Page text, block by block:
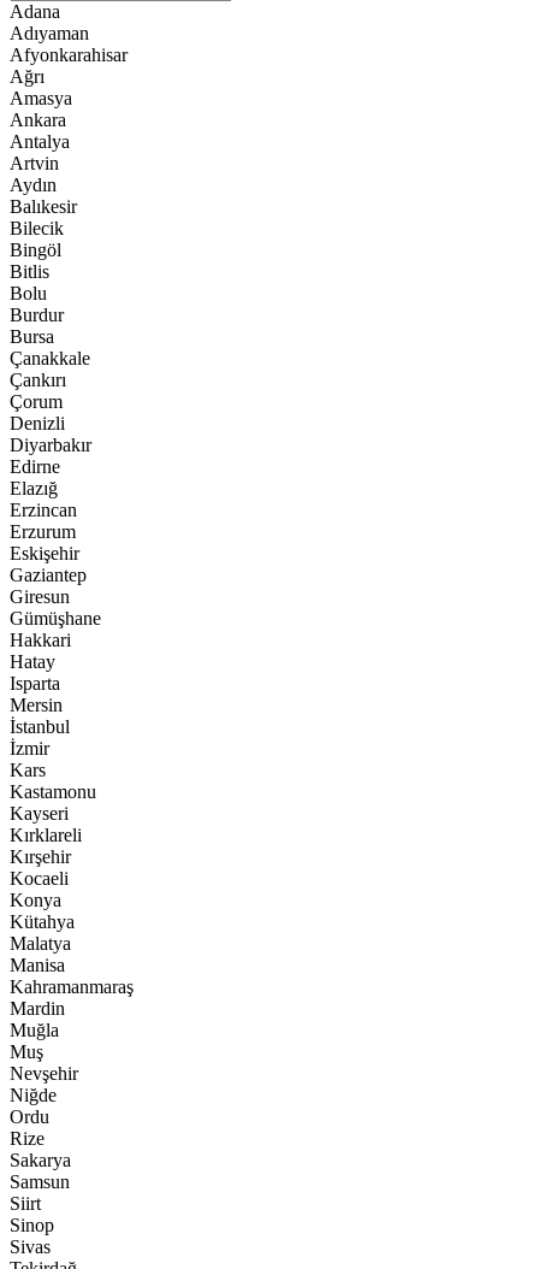
Adana
Adıyaman
Afyonkarahisar
Ağrı
Amasya
Ankara
Antalya
Artvin
Aydın
Balıkesir
Bilecik
Bingöl
Bitlis
Bolu
Burdur
Bursa
Çanakkale
Çankırı
Çorum
Denizli
Diyarbakır
Edirne
Elazığ
Erzincan
Erzurum
Eskişehir
Gaziantep
Giresun
Gümüşhane
Hakkari
Hatay
Isparta
Mersin
İstanbul
İzmir
Kars
Kastamonu
Kayseri
Kırklareli
Kırşehir
Kocaeli
Konya
Kütahya
Malatya
Manisa
Kahramanmaraş
Mardin
Muğla
Muş
Nevşehir
Niğde
Ordu
Rize
Sakarya
Samsun
Siirt
Sinop
Sivas